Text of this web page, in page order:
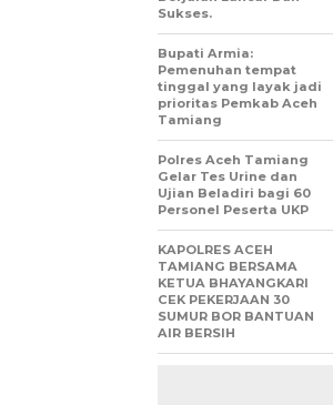
Sukses.
Bupati Armia:
Pemenuhan tempat
tinggal yang layak jadi
prioritas Pemkab Aceh
Tamiang
Polres Aceh Tamiang
Gelar Tes Urine dan
Ujian Beladiri bagi 60
Personel Peserta UKP
KAPOLRES ACEH
TAMIANG BERSAMA
KETUA BHAYANGKARI
CEK PEKERJAAN 30
SUMUR BOR BANTUAN
AIR BERSIH